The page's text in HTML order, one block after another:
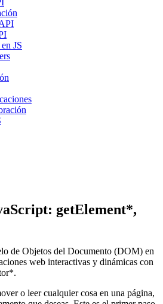
JS
getElement*,
de Objetos del Documento (DOM) en
web interactivas y dinámicas con
o leer cualquier cosa en una página,